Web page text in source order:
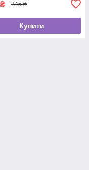
₴ 245 ₴
Купити